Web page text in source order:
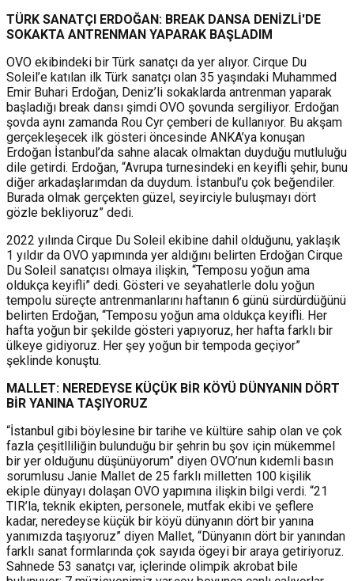
TÜRK SANATÇI ERDOĞAN: BREAK DANSA DENİZLİ'DE
SOKAKTA ANTRENMAN YAPARAK BAŞLADIM
OVO ekibindeki bir Türk sanatçı da yer alıyor. Cirque Du
Soleil’e katılan ilk Türk sanatçı olan 35 yaşındaki Muhammed
Emir Buhari Erdoğan, Deniz’li sokaklarda antrenman yaparak
başladığı break dansı şimdi OVO şovunda sergiliyor. Erdoğan
şovda aynı zamanda Rou Cyr çemberi de kullanıyor. Bu akşam
gerçekleşecek ilk gösteri öncesinde ANKA’ya konuşan
Erdoğan İstanbul’da sahne alacak olmaktan duyduğu mutluluğu
dile getirdi. Erdoğan, “Avrupa turnesindeki en keyifli şehir, bunu
diğer arkadaşlarımdan da duydum. İstanbul’u çok beğendiler.
Burada olmak gerçekten güzel, seyirciyle buluşmayı dört
gözle bekliyoruz” dedi.
2022 yılında Cirque Du Soleil ekibine dahil olduğunu, yaklaşık
1 yıldır da OVO yapımında yer aldığını belirten Erdoğan Cirque
Du Soleil sanatçısı olmaya ilişkin, “Temposu yoğun ama
oldukça keyifli” dedi. Gösteri ve seyahatlerle dolu yoğun
tempolu süreçte antrenmanlarını haftanın 6 günü sürdürdüğünü
belirten Erdoğan, “Temposu yoğun ama oldukça keyifli. Her
hafta yoğun bir şekilde gösteri yapıyoruz, her hafta farklı bir
ülkeye gidiyoruz. Her şey yoğun bir tempoda geçiyor”
şeklinde konuştu.
MALLET: NEREDEYSE KÜÇÜK BİR KÖYÜ DÜNYANIN DÖRT
BİR YANINA TAŞIYORUZ
“İstanbul gibi böylesine bir tarihe ve kültüre sahip olan ve çok
fazla çeşitlliliğin bulunduğu bir şehrin bu şov için mükemmel
bir yer olduğunu düşünüyorum” diyen OVO’nun kıdemli basın
sorumlusu Janie Mallet de 25 farklı milletten 100 kişilik
ekiple dünyayı dolaşan OVO yapımına ilişkin bilgi verdi. “21
TIR’la, teknik ekipten, personele, mutfak ekibi ve şeflere
kadar, neredeyse küçük bir köyü dünyanın dört bir yanına
yanımızda taşıyoruz” diyen Mallet, “Dünyanın dört bir yanından
farklı sanat formlarında çok sayıda ögeyi bir araya getiriyoruz.
Sahnede 53 sanatçı var, içlerinde olimpik akrobat bile